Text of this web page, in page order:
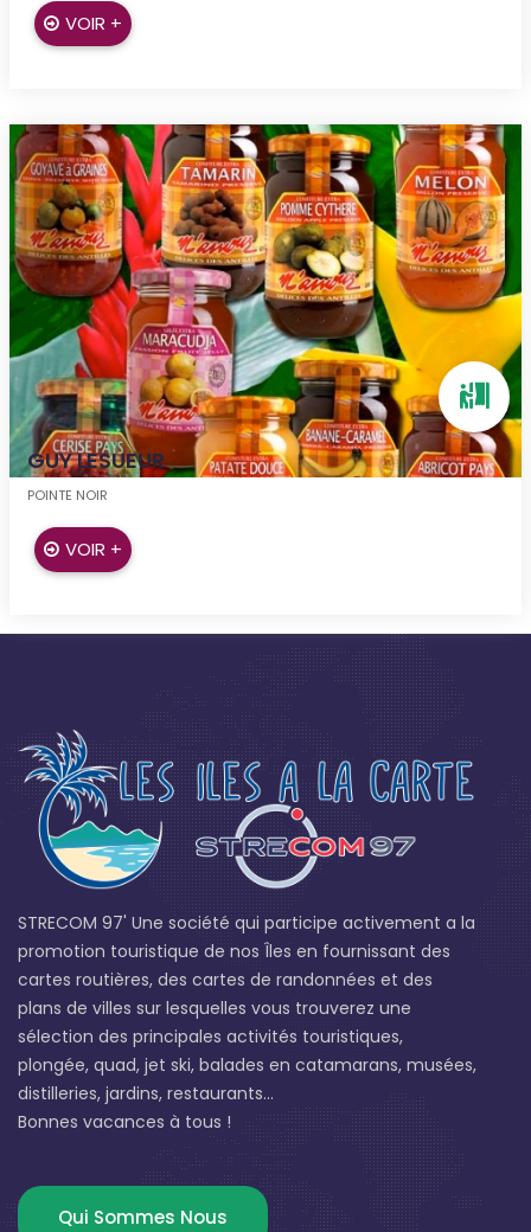
VOIR +
GUY LESUEUR
POINTE NOIR
VOIR +
STRECOM 97' Une société qui participe activement a la
promotion touristique de nos Îles en fournissant des
cartes routières, des cartes de randonnées et des
plans de villes sur lesquelles vous trouverez une
sélection des principales activités touristiques,
plongée, quad, jet ski, balades en catamarans, musées,
distilleries, jardins, restaurants...
Bonnes vacances à tous !
Qui Sommes Nous